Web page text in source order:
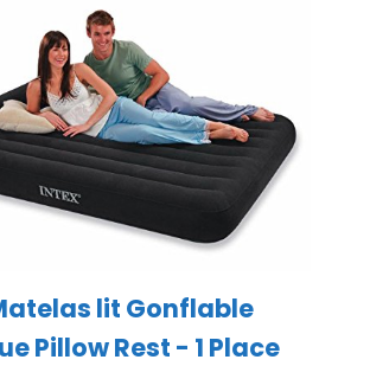
lit Gonflable
Pillow Rest - 1 Place